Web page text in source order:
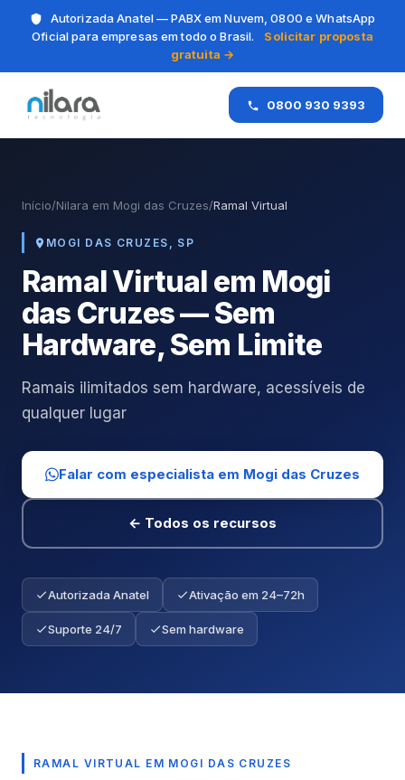
Autorizada Anatel — PABX em Nuvem, 0800 e WhatsApp
Oficial para empresas em todo o Brasil.
Solicitar proposta
gratuita →
0800 930 9393
Início/Nilara em Mogi das Cruzes/Ramal Virtual
MOGI DAS CRUZES, SP
Ramal Virtual em Mogi
das Cruzes — Sem
Hardware, Sem Limite
Ramais ilimitados sem hardware, acessíveis de
qualquer lugar
Falar com especialista em Mogi das Cruzes
← Todos os recursos
Autorizada Anatel Ativação em 24–72h
Suporte 24/7 Sem hardware
RAMAL VIRTUAL EM MOGI DAS CRUZES